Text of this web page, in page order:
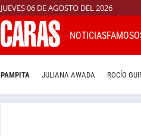
JUEVES 06 DE AGOSTO DEL 2026
NOTICIAS
PAMPITA JULIANA AWADA ROCÍO